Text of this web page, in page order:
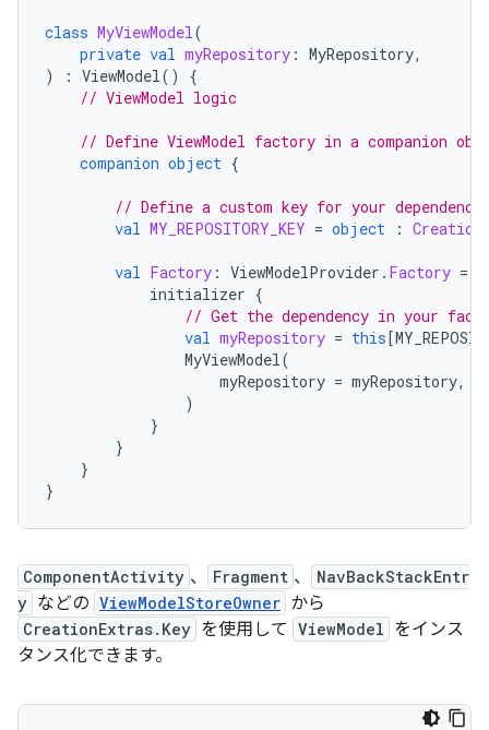
class MyViewModel(
private val myRepository : MyRepository,
)
: ViewModel()
{
// ViewModel logic
// Define ViewModel factory in a companion
companion object {
// Define a custom key for your dependency
val MY_REPOSITORY_KEY = object :
val Factory : ViewModelProvider . Factory =
initializer {
// Get the dependency in your
val myRepository = this[
MyViewModel(
myRepository = myRepository,
)
}
}
}
}
ComponentActivity 、 Fragment 、
NavBackStackEntr
y などの ViewModelStoreOwner から
CreationExtras.Key を使用して ViewModel をインス
タンス化できます。